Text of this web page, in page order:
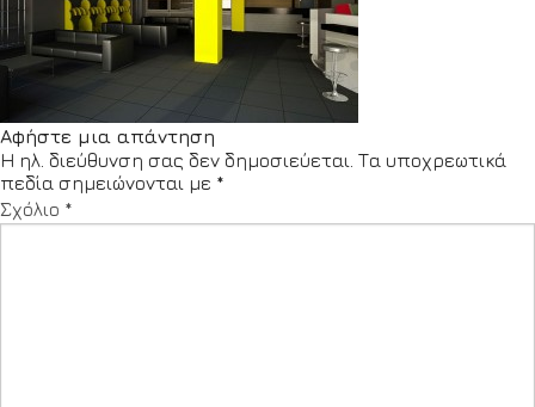
ΠΕΛΑΤΟΛΟΓΙΟ
ΕΠΙΚΟΙΝΩΝΙΑ
Αφήστε μια απάντηση
Η ηλ. διεύθυνση σας δεν δημοσιεύεται. Τα υποχρεωτικά
πεδία σημειώνονται με *
Σχόλιο *